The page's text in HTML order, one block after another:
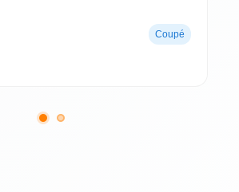
Coupé